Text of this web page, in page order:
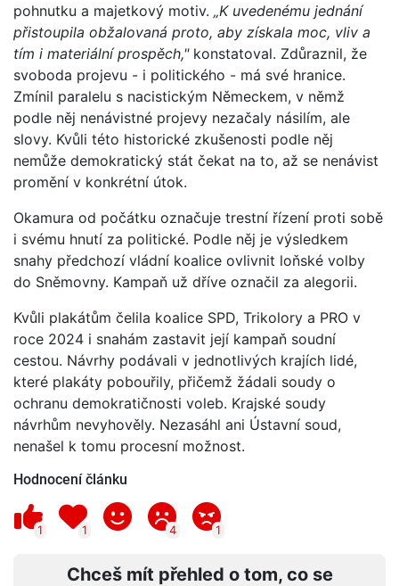
pohnutku a majetkový motiv. „K uvedenému jednání
přistoupila obžalovaná proto, aby získala moc, vliv a
tím i materiální prospěch," konstatoval. Zdůraznil, že
svoboda projevu - i politického - má své hranice.
Zmínil paralelu s nacistickým Německem, v němž
podle něj nenávistné projevy nezačaly násilím, ale
slovy. Kvůli této historické zkušenosti podle něj
nemůže demokratický stát čekat na to, až se nenávist
promění v konkrétní útok.
Okamura od počátku označuje trestní řízení proti sobě
i svému hnutí za politické. Podle něj je výsledkem
snahy předchozí vládní koalice ovlivnit loňské volby
do Sněmovny. Kampaň už dříve označil za alegorii.
Kvůli plakátům čelila koalice SPD, Trikolory a PRO v
roce 2024 i snahám zastavit její kampaň soudní
cestou. Návrhy podávali v jednotlivých krajích lidé,
které plakáty pobouřily, přičemž žádali soudy o
ochranu demokratičnosti voleb. Krajské soudy
návrhům nevyhověly. Nezasáhl ani Ústavní soud,
nenašel k tomu procesní možnost.
Hodnocení článku
1 1 4 1
Chceš mít přehled o tom, co se